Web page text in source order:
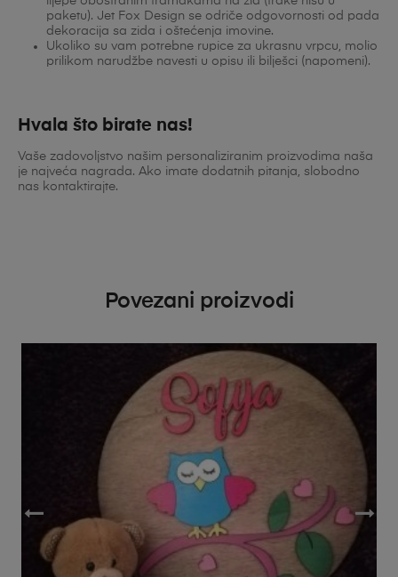
paketu). Jet Fox Design se odriče odgovornosti od pada
dekoracija sa zida i oštećenja imovine.
Ukoliko su vam potrebne rupice za ukrasnu vrpcu, molio
prilikom narudžbe navesti u opisu ili bilješci (napomeni).
Hvala što birate nas!
Vaše zadovoljstvo našim personaliziranim proizvodima naša
je najveća nagrada. Ako imate dodatnih pitanja, slobodno
nas kontaktirajte.
Povezani proizvodi